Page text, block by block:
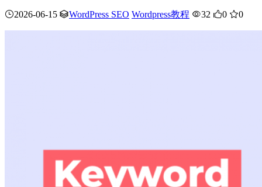
2026-06-15 WordPress SEO Wordpress教程 32 0 0